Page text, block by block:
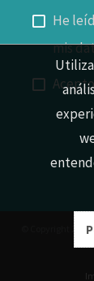
He
mis
© Copyright 2026